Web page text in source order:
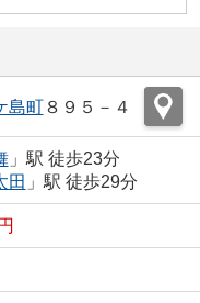
島町８９５－４
」駅 徒歩23分
田 」駅 徒歩29分